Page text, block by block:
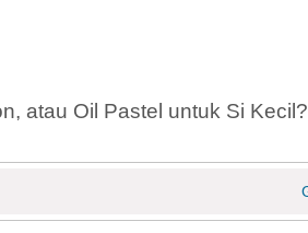
atau Oil Pastel untuk Si Kecil?